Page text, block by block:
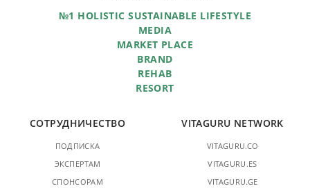
№1 HOLISTIC SUSTAINABLE LIFESTYLE
MEDIA
MARKET PLACE
BRAND
REHAB
RESORT
СОТРУДНИЧЕСТВО
ПОДПИСКА
ЭКСПЕРТАМ
СПОНСОРАМ
VITAGURU NETWORK
VITAGURU.CO
VITAGURU.ES
VITAGURU.GE